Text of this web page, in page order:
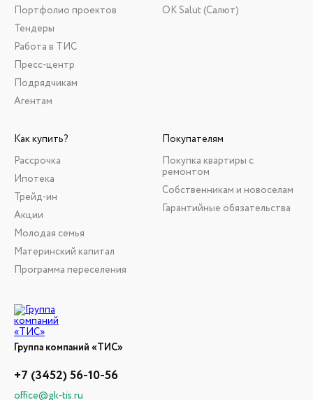
Группа компаний «ТИС»
+7 (3452) 56-10-56
office@gk-tis.ru
Портфолио проектов
Тендеры
Работа в ТИС
Пресс-центр
Подрядчикам
Агентам
ОК Salut (Салют)
Как купить?
Рассрочка
Ипотека
Трейд-ин
Акции
Молодая семья
Материнский капитал
Программа переселения
Покупателям
Покупка квартиры с
ремонтом
Собственникам и новоселам
Гарантийные обязательства